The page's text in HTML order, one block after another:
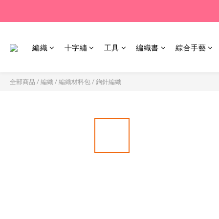
編織 十字繡 工具 編織書 綜合手藝
全部商品 /編織 /編織材料包/鉤針編織